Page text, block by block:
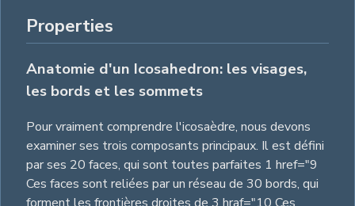
Properties
Anatomie d'un Icosahedron: les visages,
les bords et les sommets
Pour vraiment comprendre l'icosaèdre, nous devons
examiner ses trois composants principaux. Il est défini
par ses 20 faces, qui sont toutes parfaites 1 href="9
Ces faces sont reliées par un réseau de 30 bords, qui